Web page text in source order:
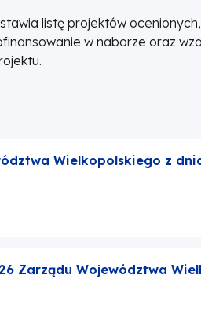
listę projektów
w naborze oraz
Wielkopolskiego z
Zarządu Województwa